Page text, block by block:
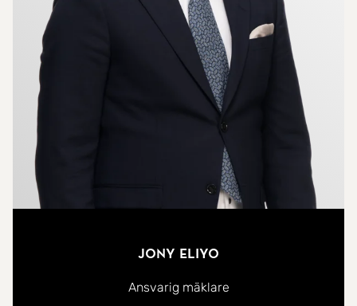
Stort och renoverat badrum med toalett, kommod
och dusch.
Att ha tillgång till utevistelse från lägenheten är
något som många drömmer om. I den här
lägenheten finns en underbar balkong som
verkligen höjer livskvaliteten för dig som boende.
Det bästa av allt är att balkongen ligger är i
söderläge. Här njuter man av sena sommarkvällar.
Lägenheten ligger på en lugn återvändsgata med
bra avlastningsmöjligheter och vändzon. Närhet till
Jony Eliyo
Ansvarig mäklare